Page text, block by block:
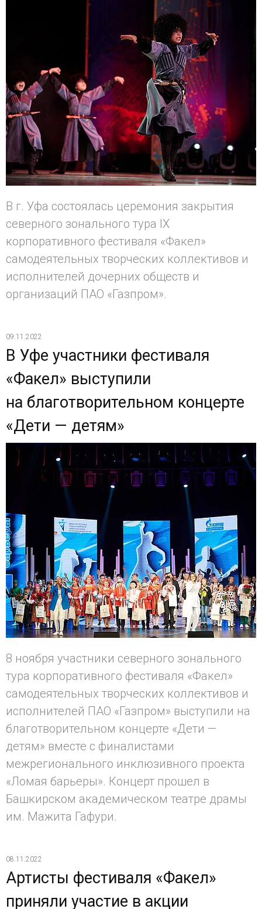
В г. Уфа состоялась церемония закрытия
северного зонального тура IX
корпоративного фестиваля «Факел»
самодеятельных творческих коллективов и
исполнителей дочерних обществ и
организаций ПАО «Газпром».
09.11.2022
В Уфе участники фестиваля
«Факел» выступили
на благотворительном концерте
«Дети — детям»
8 ноября участники северного зонального
тура корпоративного фестиваля «Факел»
самодеятельных творческих коллективов и
исполнителей ПАО «Газпром» выступили на
благотворительном концерте «Дети —
детям» вместе с финалистами
межрегионального инклюзивного проекта
«Ломая барьеры». Концерт прошел в
Башкирском академическом театре драмы
им. Мажита Гафури.
08.11.2022
Артисты фестиваля «Факел»
приняли участие в акции